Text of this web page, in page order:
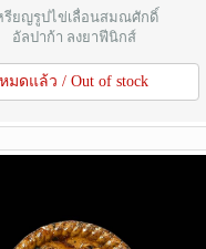
รียญรูปไข่เลื่อนสมณศักดิ์
อัลปาก้า ลงยาฟีนิกส์
หมดแล้ว / Out of stock